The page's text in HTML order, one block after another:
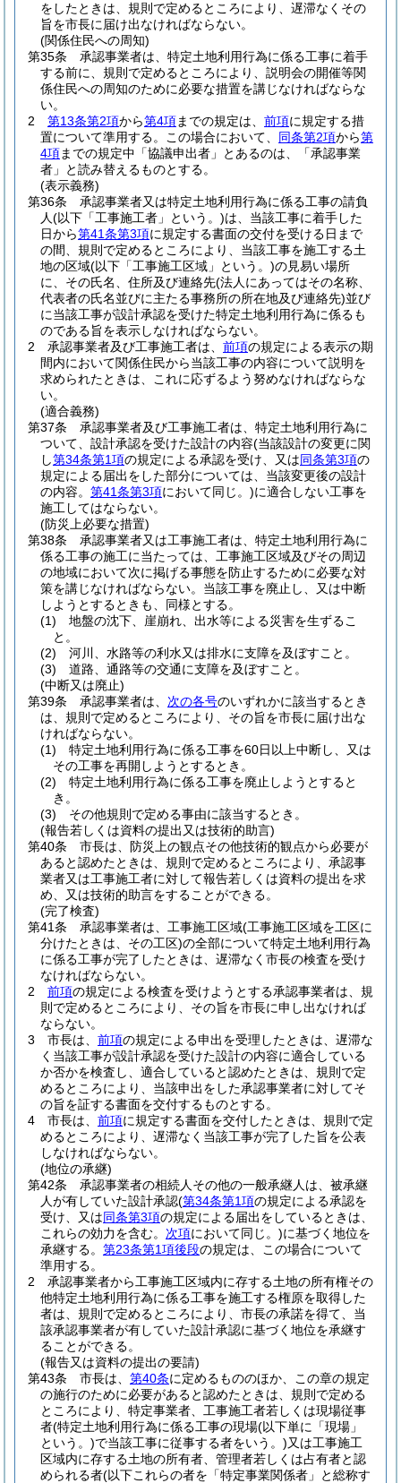
をしたときは、規則で定めるところにより、遅滞なくその
旨を市長に届け出なければならない。
(関係住民への周知)
第35条
承認事業者は、特定土地利用行為に係る工事に着手
する前に、規則で定めるところにより、説明会の開催等関
係住民への周知のために必要な措置を講じなければならな
い。
2
第13条第2項から第4項までの規定は、 前項に規定する措
置について準用する。
この場合において、 同条第2項から第
4項までの規定中「協議申出者」とあるのは、「承認事業
者」と読み替えるものとする。
(表示義務)
第36条
承認事業者又は特定土地利用行為に係る工事の請負
人(以下「工事施工者」という。)は、当該工事に着手した
日から第41条第3項に規定する書面の交付を受ける日まで
の間、規則で定めるところにより、当該工事を施工する土
地の区域(以下「工事施工区域」という。)の見易い場所
に、その氏名、住所及び連絡先(法人にあってはその名称、
代表者の氏名並びに主たる事務所の所在地及び連絡先)並び
に当該工事が設計承認を受けた特定土地利用行為に係るも
のである旨を表示しなければならない。
2
承認事業者及び工事施工者は、 前項の規定による表示の期
間内において関係住民から当該工事の内容について説明を
求められたときは、これに応ずるよう努めなければならな
い。
(適合義務)
第37条
承認事業者及び工事施工者は、特定土地利用行為に
ついて、設計承認を受けた設計の内容(当該設計の変更に関
し第34条第1項の規定による承認を受け、又は同条第3項の
規定による届出をした部分については、当該変更後の設計
の内容。 第41条第3項において同じ。)に適合しない工事を
施工してはならない。
(防災上必要な措置)
第38条
承認事業者又は工事施工者は、特定土地利用行為に
係る工事の施工に当たっては、工事施工区域及びその周辺
の地域において次に掲げる事態を防止するために必要な対
策を講じなければならない。 当該工事を廃止し、又は中断
しようとするときも、同様とする。
(1)
地盤の沈下、崖崩れ、出水等による災害を生ずるこ
と。
(2)
河川、水路等の利水又は排水に支障を及ぼすこと。
(3)
道路、通路等の交通に支障を及ぼすこと。
(中断又は廃止)
第39条
承認事業者は、 次の各号のいずれかに該当するとき
は、規則で定めるところにより、その旨を市長に届け出な
ければならない。
(1)
特定土地利用行為に係る工事を60日以上中断し、又は
その工事を再開しようとするとき。
(2)
特定土地利用行為に係る工事を廃止しようとすると
き。
(3)
その他規則で定める事由に該当するとき。
(報告若しくは資料の提出又は技術的助言)
第40条
市長は、防災上の観点その他技術的観点から必要が
あると認めたときは、規則で定めるところにより、承認事
業者又は工事施工者に対して報告若しくは資料の提出を求
め、又は技術的助言をすることができる。
(完了検査)
第41条
承認事業者は、工事施工区域(工事施工区域を工区に
分けたときは、その工区)の全部について特定土地利用行為
に係る工事が完了したときは、遅滞なく市長の検査を受け
なければならない。
2
前項の規定による検査を受けようとする承認事業者は、規
則で定めるところにより、その旨を市長に申し出なければ
ならない。
3
市長は、 前項の規定による申出を受理したときは、遅滞な
く当該工事が設計承認を受けた設計の内容に適合している
か否かを検査し、適合していると認めたときは、規則で定
めるところにより、当該申出をした承認事業者に対してそ
の旨を証する書面を交付するものとする。
4
市長は、 前項に規定する書面を交付したときは、規則で定
めるところにより、遅滞なく当該工事が完了した旨を公表
しなければならない。
(地位の承継)
第42条
承認事業者の相続人その他の一般承継人は、被承継
人が有していた設計承認(第34条第1項の規定による承認を
受け、又は同条第3項の規定による届出をしているときは、
これらの効力を含む。 次項において同じ。)に基づく地位を
承継する。 第23条第1項後段の規定は、この場合について
準用する。
2
承認事業者から工事施工区域内に存する土地の所有権その
他特定土地利用行為に係る工事を施工する権原を取得した
者は、規則で定めるところにより、市長の承諾を得て、当
該承認事業者が有していた設計承認に基づく地位を承継す
ることができる。
(報告又は資料の提出の要請)
第43条
市長は、 第40条に定めるもののほか、この章の規定
の施行のために必要があると認めたときは、規則で定める
ところにより、特定事業者、工事施工者若しくは現場従事
者(特定土地利用行為に係る工事の現場(以下単に「現場」
という。)で当該工事に従事する者をいう。)又は工事施工
区域内に存する土地の所有者、管理者若しくは占有者と認
められる者(以下これらの者を「特定事業関係者」と総称す